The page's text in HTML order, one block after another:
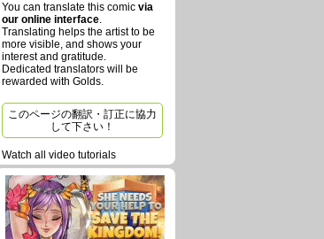
You can translate this comic via
our online interface.
Translating helps the artist to be
more visible, and shows your
interest and gratitude.
Dedicated translators will be
rewarded with Golds.
このページの翻訳・訂正に協力
して下さい！
Watch all video tutorials